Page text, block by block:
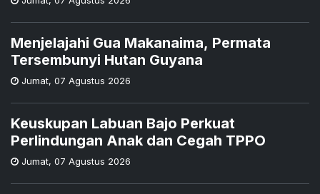
Menjelajahi Gua Makanaima, Permata
Tersembunyi Hutan Guyana
Jumat, 07 Agustus 2026
Keuskupan Labuan Bajo Perkuat
Perlindungan Anak dan Cegah TPPO
Jumat, 07 Agustus 2026